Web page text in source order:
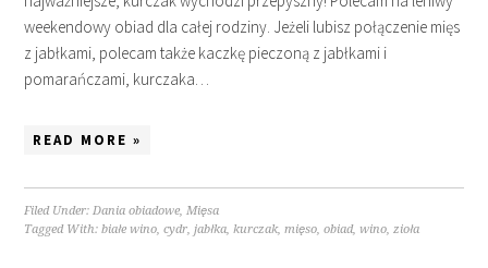
weekendowy obiad dla całej rodziny. Jeżeli lubisz połączenie mięs
z jabłkami, polecam także kaczkę pieczoną z jabłkami i
pomarańczami, kurczaka…
READ MORE »
Filed Under:Dania obiadowe,Mięsa
Tagged With:białe wino,cydr,jabłka,kurczak,mięso,obiad,wino,zioła